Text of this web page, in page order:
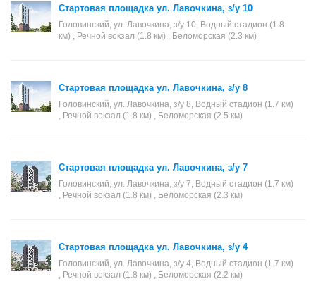
Стартовая площадка ул. Лавочкина, з/у 10
Головинский, ул. Лавочкина, з/у 10, Водный стадион (1.8
км) , Речной вокзал (1.8 км) , Беломорская (2.3 км)
Стартовая площадка ул. Лавочкина, з/у 8
Головинский, ул. Лавочкина, з/у 8, Водный стадион (1.7 км)
, Речной вокзал (1.8 км) , Беломорская (2.5 км)
Стартовая площадка ул. Лавочкина, з/у 7
Головинский, ул. Лавочкина, з/у 7, Водный стадион (1.7 км)
, Речной вокзал (1.8 км) , Беломорская (2.3 км)
Стартовая площадка ул. Лавочкина, з/у 4
Головинский, ул. Лавочкина, з/у 4, Водный стадион (1.7 км)
, Речной вокзал (1.8 км) , Беломорская (2.2 км)